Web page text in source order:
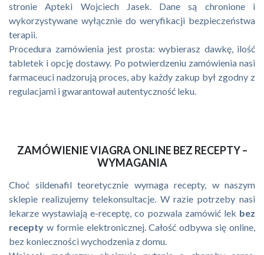
stronie Apteki Wojciech Jasek. Dane są chronione i
wykorzystywane wyłącznie do weryfikacji bezpieczeństwa
terapii.
Procedura zamówienia jest prosta: wybierasz dawkę, ilość
tabletek i opcję dostawy. Po potwierdzeniu zamówienia nasi
farmaceuci nadzorują proces, aby każdy zakup był zgodny z
regulacjami i gwarantował autentyczność leku.
ZAMÓWIENIE VIAGRA ONLINE BEZ RECEPTY –
WYMAGANIA
Choć sildenafil teoretycznie wymaga recepty, w naszym
sklepie realizujemy telekonsultacje. W razie potrzeby nasi
lekarze wystawiają e-receptę, co pozwala zamówić lek bez
recepty w formie elektronicznej. Całość odbywa się online,
bez konieczności wychodzenia z domu.